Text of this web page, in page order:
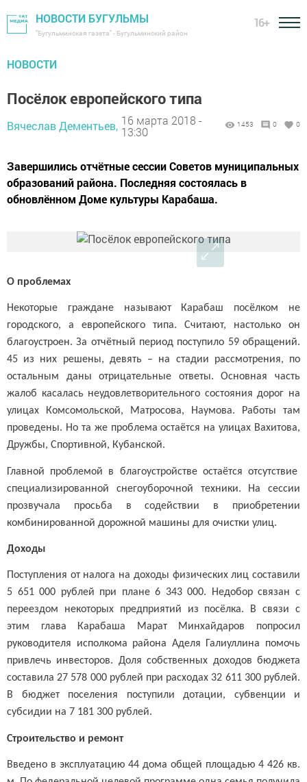
НОВОСТИ БУГУЛЬМЫ
"Бугульминская газета" - Бугульминский район
16+
НОВОСТИ
Посёлок европейского типа
Вячеслав Дементьев, 16 марта 2018 -
13:30
1453 0 0
Завершились отчётные сессии Советов муниципальных
образований района. Последняя состоялась в
обновлённом Доме культуры Карабаша.
О проблемах
Некоторые граждане называют Карабаш посёлком не
городского, а европейского типа. Считают, настолько он
благоустроен. За отчётный период поступило 59 обращений.
45 из них решены, девять – на стадии рассмотрения, по
остальным даны отрицательные ответы. Основная часть
жалоб касалась неудовлетворительного состояния дорог на
улицах Комсомольской, Матросова, Наумова. Работы там
проведены. Но та же проблема остаётся на улицах Вахитова,
Дружбы, Спортивной, Кубанской.
Главной проблемой в благоустройстве остаётся отсутствие
специализированной снегоуборочной техники. На сессии
прозвучала просьба в содействии в приобретении
комбинированной дорожной машины для очистки улиц.
Доходы
Поступления от налога на доходы физических лиц составили
5 651 000 рублей при плане 6 343 000. Недобор связан с
переездом некоторых предприятий из посёлка. В связи с
этим глава Карабаша Марат Минхайдаров попросил
руководителя исполкома района Аделя Галиуллина помочь
привлечь инвесторов. Доля собственных доходов бюджета
составила 27 578 000 рублей при расходах 32 611 300 рублей.
В бюджет поселения поступили дотации, субвенции и
субсидии на 7 181 300 рублей.
Строительство и ремонт
Введено в эксплуатацию 44 дома общей площадью 4 426 кв.